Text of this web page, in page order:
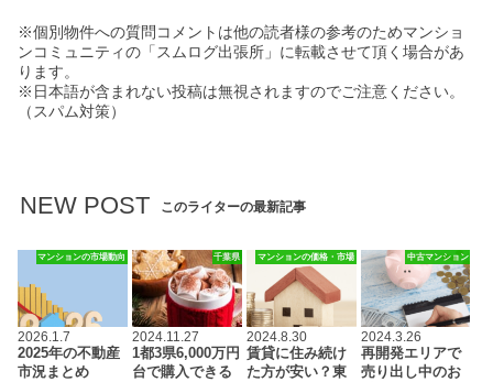
※個別物件への質問コメントは他の読者様の参考のためマンショ
ンコミュニティの「スムログ出張所」に転載させて頂く場合があ
ります。
※日本語が含まれない投稿は無視されますのでご注意ください。
（スパム対策）
NEW POST このライターの最新記事
マンションの市場動向
2026.1.7
2025年の不動産
市況まとめ
千葉県
2024.11.27
1都3県6,000万円
台で購入できる
マンションの価格・市場
2024.8.30
賃貸に住み続け
た方が安い？東
中古マンション
2024.3.26
再開発エリアで
売り出し中のお